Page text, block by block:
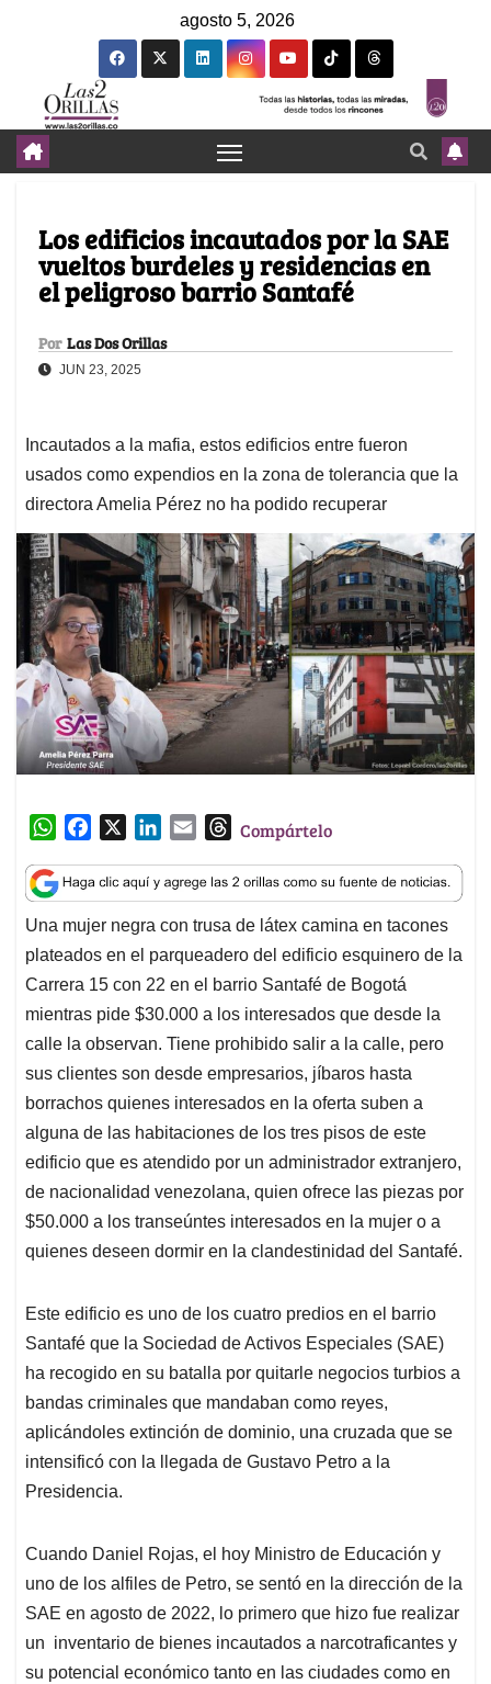
agosto 5, 2026
Los edificios incautados por la SAE
vueltos burdeles y residencias en
el peligroso barrio Santafé
Por Las Dos Orillas
JUN 23, 2025
Incautados a la mafia, estos edificios entre fueron
usados como expendios en la zona de tolerancia que la
directora Amelia Pérez no ha podido recuperar
W
a
t
s
A
p
p
c
e
b
o
o
k
n
k
e
d
I
n
a
i
l
T
r
e
a
d
s
Compártelo
Una mujer negra con trusa de látex camina en tacones
plateados en el parqueadero del edificio esquinero de la
Carrera 15 con 22 en el barrio Santafé de Bogotá
mientras pide $30.000 a los interesados que desde la
calle la observan. Tiene prohibido salir a la calle, pero
sus clientes son desde empresarios, jíbaros hasta
borrachos quienes interesados en la oferta suben a
alguna de las habitaciones de los tres pisos de este
edificio que es atendido por un administrador extranjero,
de nacionalidad venezolana, quien ofrece las piezas por
$50.000 a los transeúntes interesados en la mujer o a
quienes deseen dormir en la clandestinidad del Santafé.
Este edificio es uno de los cuatro predios en el barrio
Santafé que la Sociedad de Activos Especiales (SAE)
ha recogido en su batalla por quitarle negocios turbios a
bandas criminales que mandaban como reyes,
aplicándoles extinción de dominio, una cruzada que se
intensificó con la llegada de Gustavo Petro a la
Presidencia.
Cuando Daniel Rojas, el hoy Ministro de Educación y
uno de los alfiles de Petro, se sentó en la dirección de la
SAE en agosto de 2022, lo primero que hizo fue realizar
un inventario de bienes incautados a narcotraficantes y
su potencial económico tanto en las ciudades como en